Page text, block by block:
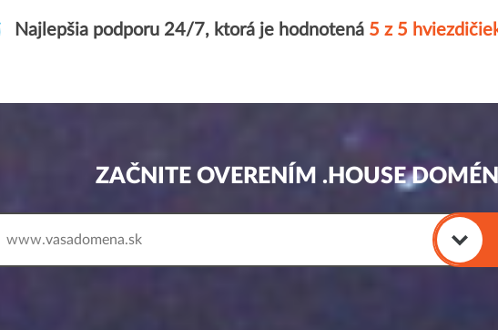
Najlepšia podporu 24/7, ktorá je hodnotená 5 z 5
ZAČNITE OVERENÍM .HOUSE
www.